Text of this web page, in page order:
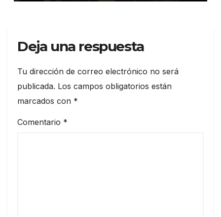
Deja una respuesta
Tu dirección de correo electrónico no será
publicada. Los campos obligatorios están
marcados con *
Comentario *